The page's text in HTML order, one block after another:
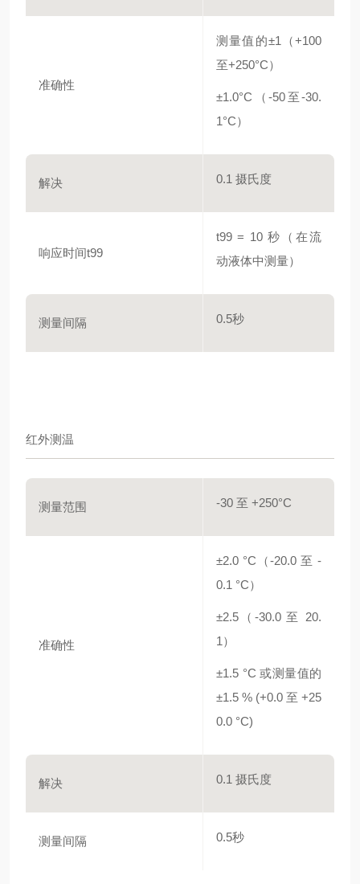
准确性
测量值的±1（+100
至+250°C）
±1.0°C（-50至-30.
1°C）
解决 0.1 摄氏度
响应时间t99
t99 = 10 秒（在流
动液体中测量）
测量间隔 0.5秒
红外测温
测量范围 -30 至 +250°C
准确性
±2.0 °C（-20.0 至 -
0.1 °C）
±2.5（-30.0 至 20.
1）
±1.5 °C 或测量值的
±1.5 % (+0.0 至 +25
0.0 °C)
解决 0.1 摄氏度
测量间隔 0.5秒